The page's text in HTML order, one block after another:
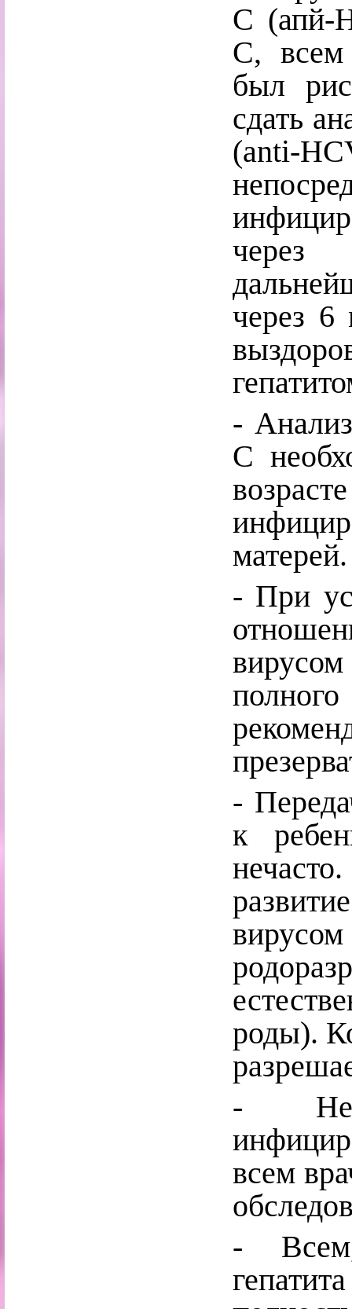
С (апй-
С, всем
был
сдать
(anti-
через
через 6
-
С
матерей.
- При
-
к
вирусом
роды).
-
всем
-